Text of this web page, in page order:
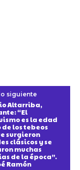
siguiente
Altarriba,
“El
es la edad
de los tebeos
surgieron
clásicos y se
muchas
de la época”.
Ramón